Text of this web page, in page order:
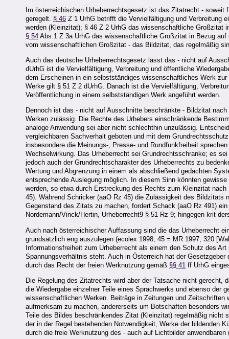
Im österreichischen Urheberrechtsgesetz ist das Zitatrecht -
geregelt. § 46 Z 1 UrhG betrifft die Vervielfältigung und Verbreitung
werden (Kleinzitat); § 46 Z 2 UrhG das wissenschaftliche Großzitat
§ 54 Abs 1 Z 3a UrhG das wissenschaftliche Großzitat in Bezug
vom wissenschaftlichen Großzitat - das Bildzitat, das regelmäßig
Auch das deutsche Urheberrechtsgesetz lässt das - nicht auf
dUrhG ist die Vervielfältigung, Verbreitung und öffentliche
dem Erscheinen in ein selbstständiges wissenschaftliches Werk
Werke gilt § 51 Z 2 dUrhG. Danach ist die Vervielfältigung,
Veröffentlichung in einem selbstständigen Werk angeführt werden.
Dennoch ist das - nicht auf Ausschnitte beschränkte - Bildzitat
Werken zulässig. Die Rechte des Urhebers einschränkende
analoge Anwendung sei aber nicht schlechthin unzulässig.
vergleichbaren Sachverhalt geboten und mit dem
insbesondere die Meinungs-, Presse- und Rundfunkfreiheit
Wechselwirkung. Das Urheberrecht sei Grundrechtsschranke; es
jedoch auch der Grundrechtscharakter des Urheberrechts zu
Wertung und Abgrenzung in einem als abschließend gedachten
entsprechende Auslegung möglich. In diesem Sinn könnten
werden, so etwa durch Erstreckung des Rechts zum Kleinzitat
45). Während Schricker (aaO Rz 45) die Zulässigkeit des
Gegenstand des Zitats zu machen, fordert Schack (aaO Rz 491)
Nordemann/Vinck/Hertin, Urheberrecht9 § 51 Rz 9; hingegen krit
Auch nach österreichischer Auffassung sind die das Urheberrecht
grundsätzlich eng auszulegen (ecolex 1998, 45 = MR 1997, 320
Informationsfreiheit zum Urheberrecht als einem den Schutz des
Spannungsverhältnis steht. Auch in Österreich hat der
durch das Recht der freien Werknutzung gemäß §§ 41 ff UrhG
Die Regelung des Zitatrechts wird aber der Tatsache nicht
die Wiedergabe einzelner Teile eines Sprachwerks und ebenso der
wissenschaftlichen Werken. Beiträge in Zeitungen und
aufmerksam zu machen, andererseits um Botschaften besonders
Teile des Bildes beschränkendes Zitat (Kleinzitat) regelmäßig
der in der Regel bestehenden Notwendigkeit, Werke der bildenden
durch die freie Werknutzung des - auch auf Lichtbilder anwendbaren